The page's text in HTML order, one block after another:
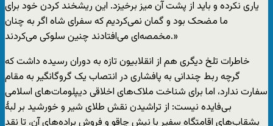
یاری نکرده و باید از پشت آن میز برخیزد. این ریشخند کردن خود برای
ما مضحک بود و گمان نمی‌کردیم که سفرای شاه اگر به چنان
مخمصه‌ای می‌افتادند چنین سلوکی می‌کردند.»
خاطرات تلخ دیگری هم از انقلابیون تازه به دوران رسیده داشت که
گرچه ربط چندانی به پافشاری در انتصاب یک گروگانگیر به مقام
سفارت ندارد، اما برای شناخت ملاک‌های اخلاقی دیپلومات‌های اسلامی
بی‌فایده نیست: از تراشیدن نقش طلای شیر و خورشید بر لبهٔ
بشقاب‌های اقامتگاه سفیر با نیش چاقو و فروش براده‌های آن، تا نقد